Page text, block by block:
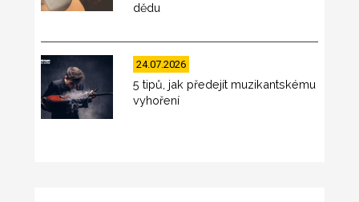
dědu
24.07.2026
5 tipů, jak předejít muzikantskému
vyhoření